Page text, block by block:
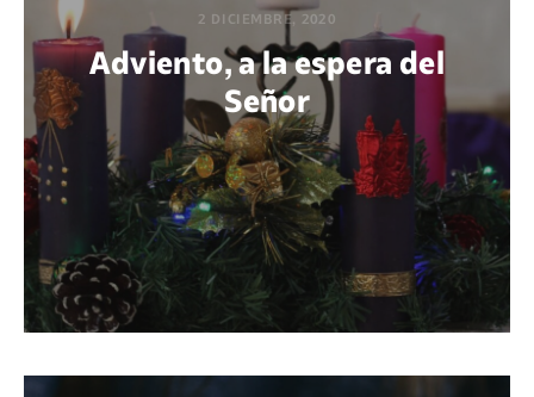
2 DICIEMBRE, 2020
Adviento, a la espera del
Señor
POR JOHN SERGIO REYES LEÓN